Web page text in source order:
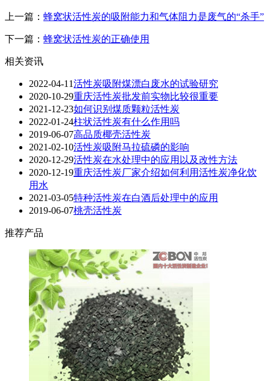
上一篇： 蜂窝状活性炭的吸附能力和气体阻力是废气的“杀手”
下一篇： 蜂窝状活性炭的正确使用
相关资讯
2022-04-11活性炭吸附煤漂白废水的试验研究
2020-10-29重庆活性炭批发前实物比较很重要
2021-12-23如何识别煤质颗粒活性炭
2022-01-24柱状活性炭有什么作用吗
2019-06-07高品质椰壳活性炭
2021-02-10活性炭吸附马拉硫磷的影响
2020-12-29活性炭在水处理中的应用以及改性方法
2020-12-19重庆活性炭厂家介绍如何利用活性炭净化饮
用水
2021-03-05特种活性炭在白酒后处理中的应用
2019-06-07桃壳活性炭
推荐产品